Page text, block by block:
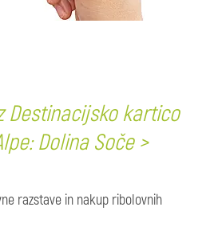
Destinacijsko kartico
Dolina Soče >
razstave in nakup ribolovnih